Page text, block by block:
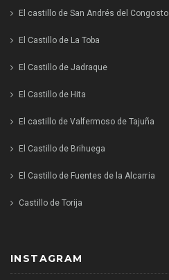
El castillo de San Andrés del Congosto
El Castillo de La Toba
El Castillo de Jadraque
El Castillo de Hita
El castillo de Valfermoso de Tajuña
El Castillo de Brihuega
El Castillo de Fuentes de la Alcarria
Castillo de Torija
INSTAGRAM